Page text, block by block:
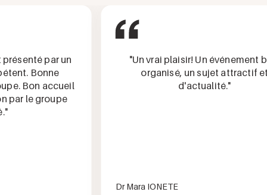
par un
Bonne
Bon accueil
le groupe
"Un vrai plaisir! Un événement bien
organisé, un sujet attractif et
d'actualité."
Dr Mara IONETE